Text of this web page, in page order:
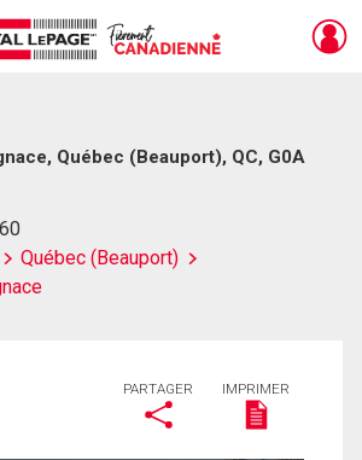
Québec (Beauport), QC, G0A
Québec (Beauport)
PARTAGER IMPRIMER